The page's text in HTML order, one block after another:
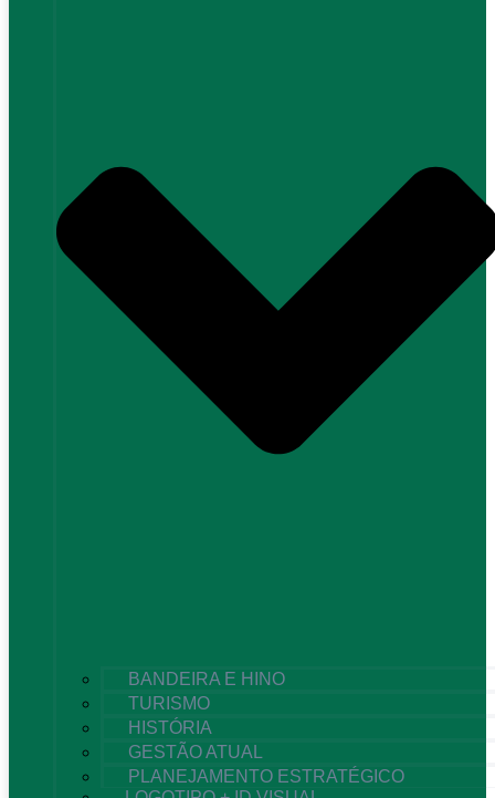
BANDEIRA E HINO
TURISMO
HISTÓRIA
GESTÃO ATUAL
PLANEJAMENTO ESTRATÉGICO